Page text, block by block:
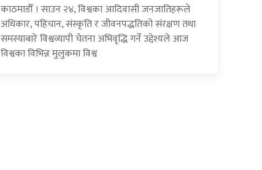
काठमाडौँ । साउन २४, विश्वका आदिवासी जनजातिहरूले
अधिकार, पहिचान, संस्कृति र जीवनपद्धतिको संरक्षण तथा
समस्याबारे विश्वव्यापी चेतना अभिवृद्धि गर्ने उद्देश्यले आज
विश्वका विभिन्न मुलुकमा विश्व